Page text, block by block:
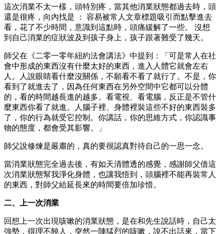
這次消業不太一樣，頭特別疼，當其他消業狀態都過去時，頭
還是很疼，向內找是 ： 容易被常人文章標題吸引而點擊進去
看，花了不少時間，意識到這點時，頭痛緩解了一些。 沒想
到自己消業的症狀波及到孩子身上，孩子跟著難受了幾天。
師父在《二零一零年紐約法會講法》中提到：「可是常人在社
會中形成的東西沒有什麼太好的東西，進入人體它就會左右
人。人說眼睛看什麼沒關係，不願看不看了就行了。不是，你
看到了就進去了，因為任何東西在另外空間中它都可以分體
的，看的時間越長進的越多。看電視、看電腦，反正是不管什
麼東西你看了就進。人腦子裡、身體裡裝這些不好的東西裝多
了，你的行為就受它控制。你講話，你的思維方式，你認識事
物的態度，都會受其影響。」
師父說修煉是嚴肅的，真的要很認真對待自己的一思一念。
當消業狀態完全過去後，有如天清體透的感覺，感謝師父借這
次消業狀態幫我淨化身體，也讓我悟到，頭腦裡不能再裝常人
的東西，對師父給延長來的時間要倍加珍惜。
二、上一次消業
回想上一次出現咳嗽的消業狀態，是在和先生說話時，自己太
強勢，得理不饒人，突然一陣猛烈的咳嗽，說不出話來，當下